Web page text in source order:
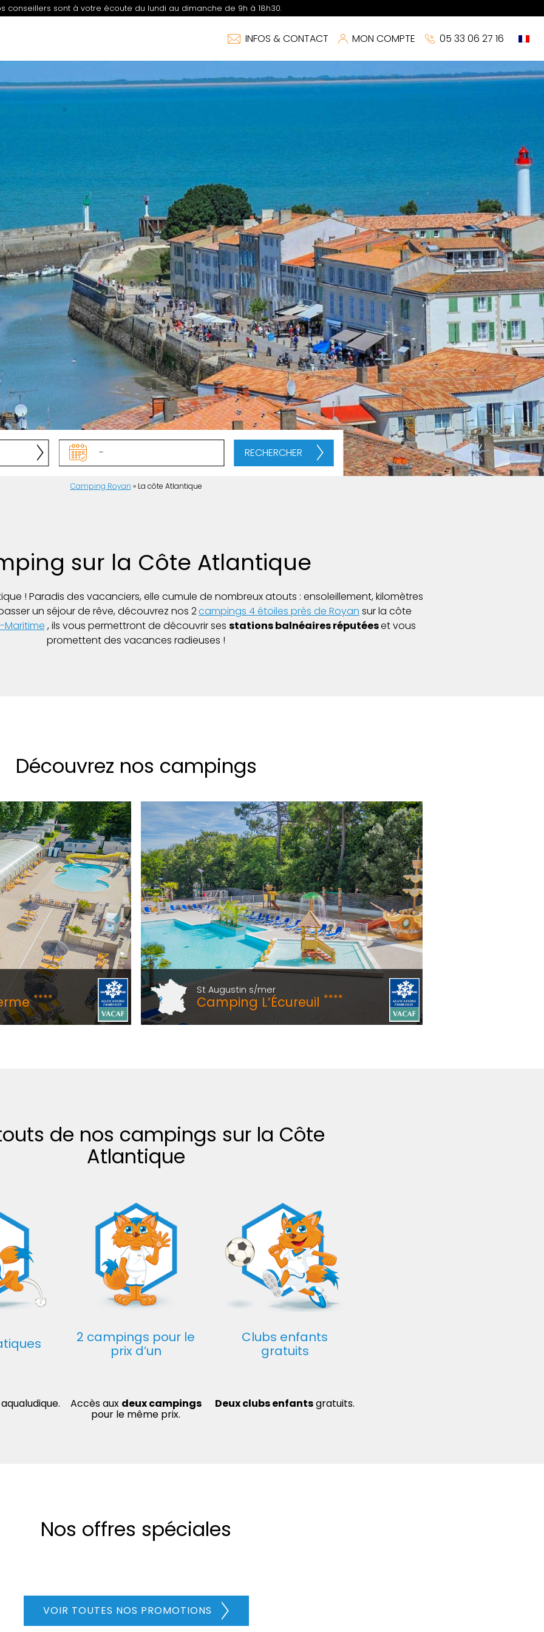
conseillers sont à votre écoute du lundi au dimanche de 9h à 18h30.
INFOS & CONTACT 05 33 06 27 16
MON COMPTE
RECHERCHER
Camping Royan » La côte Atlantique
sur la Côte Atlantique
! Paradis des vacanciers, elle cumule de nombreux atouts : ensoleillement, kilomètres
un séjour de rêve, découvrez nos 2campings 4 étoiles près de Royan sur la côte
, ils vous permettront de découvrir ses stations balnéaires réputéeset vous
promettent des vacances radieuses !
Découvrez nos campings
****
St Augustin s/mer
Camping L’Écureuil ****
de nos campings sur la Côte
Atlantique
2 campings pour le
prix d’un
Accès aux deux campings
pour le même prix.
Clubs enfants
gratuits
Deux clubs enfantsgratuits.
Nos offres spéciales
VOIR TOUTES NOS PROMOTIONS